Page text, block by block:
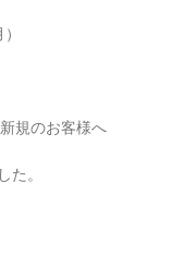
規のお客様へ
た。